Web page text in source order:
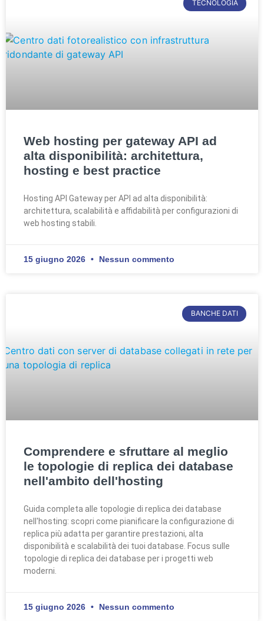
TECNOLOGIA
Web hosting per gateway API ad
alta disponibilità: architettura,
hosting e best practice
Hosting API Gateway per API ad alta disponibilità:
architettura, scalabilità e affidabilità per configurazioni di
web hosting stabili.
15 giugno 2026 Nessun commento
BANCHE DATI
Comprendere e sfruttare al meglio
le topologie di replica dei database
nell'ambito dell'hosting
Guida completa alle topologie di replica dei database
nell'hosting: scopri come pianificare la configurazione di
replica più adatta per garantire prestazioni, alta
disponibilità e scalabilità dei tuoi database. Focus sulle
topologie di replica dei database per i progetti web
moderni.
15 giugno 2026 Nessun commento